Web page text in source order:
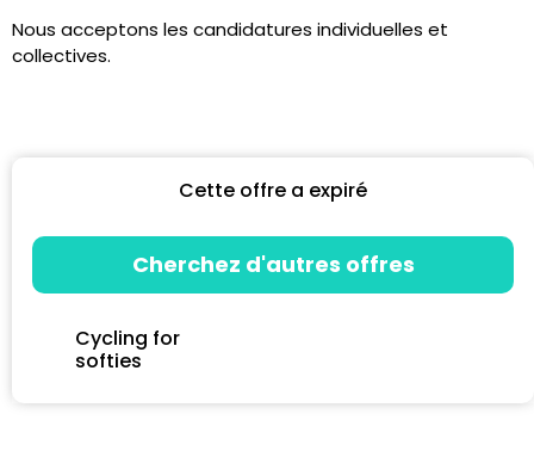
Nous acceptons les candidatures individuelles et
collectives.
Cette offre a expiré
Cherchez d'autres offres
Cycling for
softies